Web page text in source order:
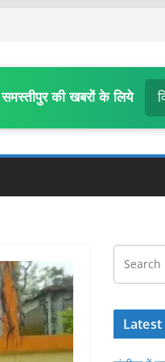
समस्तीपुर की खबरों के लिये